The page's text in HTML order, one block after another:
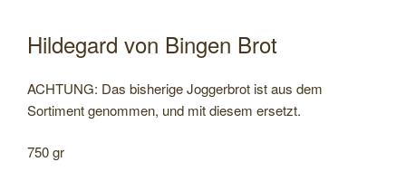
Hildegard von Bingen Brot
ACHTUNG: Das bisherige Joggerbrot ist aus dem
Sortiment genommen, und mit diesem ersetzt.
750 gr